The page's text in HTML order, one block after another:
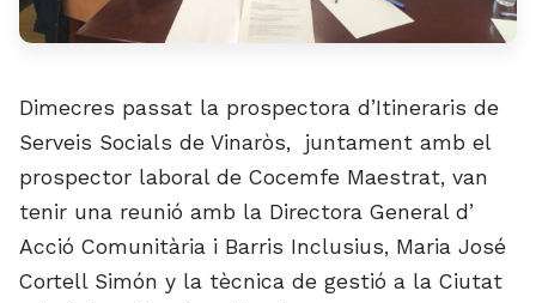
Dimecres passat la prospectora d’Itineraris de
Serveis Socials de Vinaròs, juntament amb el
prospector laboral de Cocemfe Maestrat, van
tenir una reunió amb la Directora General d’
Acció Comunitària i Barris Inclusius, Maria José
Cortell Simón y la tècnica de gestió a la Ciutat